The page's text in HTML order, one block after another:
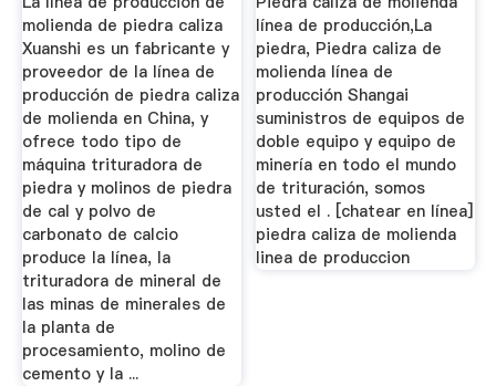
molienda de piedra caliza
Xuanshi es un fabricante y
proveedor de la línea de
producción de piedra caliza
de molienda en China, y
ofrece todo tipo de
máquina trituradora de
piedra y molinos de piedra
de cal y polvo de
carbonato de calcio
produce la línea, la
trituradora de mineral de
las minas de minerales de
la planta de
procesamiento, molino de
cemento y la ...
línea de producción,La
piedra, Piedra caliza de
molienda línea de
producción Shangai
suministros de equipos de
doble equipo y equipo de
minería en todo el mundo
de trituración, somos
usted el . [chatear en línea]
piedra caliza de molienda
linea de produccion